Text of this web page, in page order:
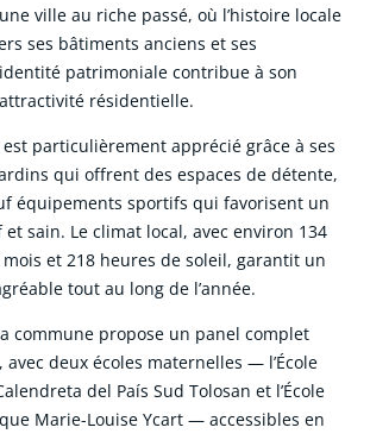
ville au riche passé, où l’histoire locale
ses bâtiments anciens et ses
patrimoniale contribue à son
résidentielle.
est particulièrement apprécié grâce à ses
qui offrent des espaces de détente,
équipements sportifs qui favorisent un
sain. Le climat local, avec environ 134
et 218 heures de soleil, garantit un
tout au long de l’année.
commune propose un panel complet
deux écoles maternelles — l’École
del País Sud Tolosan et l’École
Marie-Louise Ycart — accessibles en